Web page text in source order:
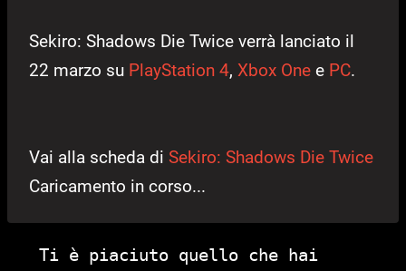
Sekiro: Shadows Die Twice verrà lanciato il
22 marzo su PlayStation 4, Xbox One e PC.
Vai alla scheda di Sekiro: Shadows Die Twice
Caricamento in corso...
Ti è piaciuto quello che hai